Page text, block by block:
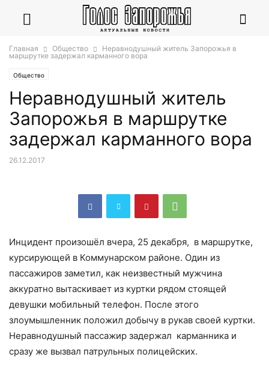
Главная Общество
Неравнодушный житель Запорожья в
маршрутке задержал карманного вора
Общество
Неравнодушный житель
Запорожья в маршрутке
задержал карманного вора
26.12.2017
Инцидент произошёл вчера, 25 декабря, в маршрутке,
курсирующей в Коммунарском районе. Один из
пассажиров заметил, как неизвестный мужчина
аккуратно вытаскивает из куртки рядом стоящей
девушки мобильный телефон. После этого
злоумышленник положил добычу в рукав своей куртки.
Неравнодушный пассажир задержал карманника и
сразу же вызвал патрульных полицейских.